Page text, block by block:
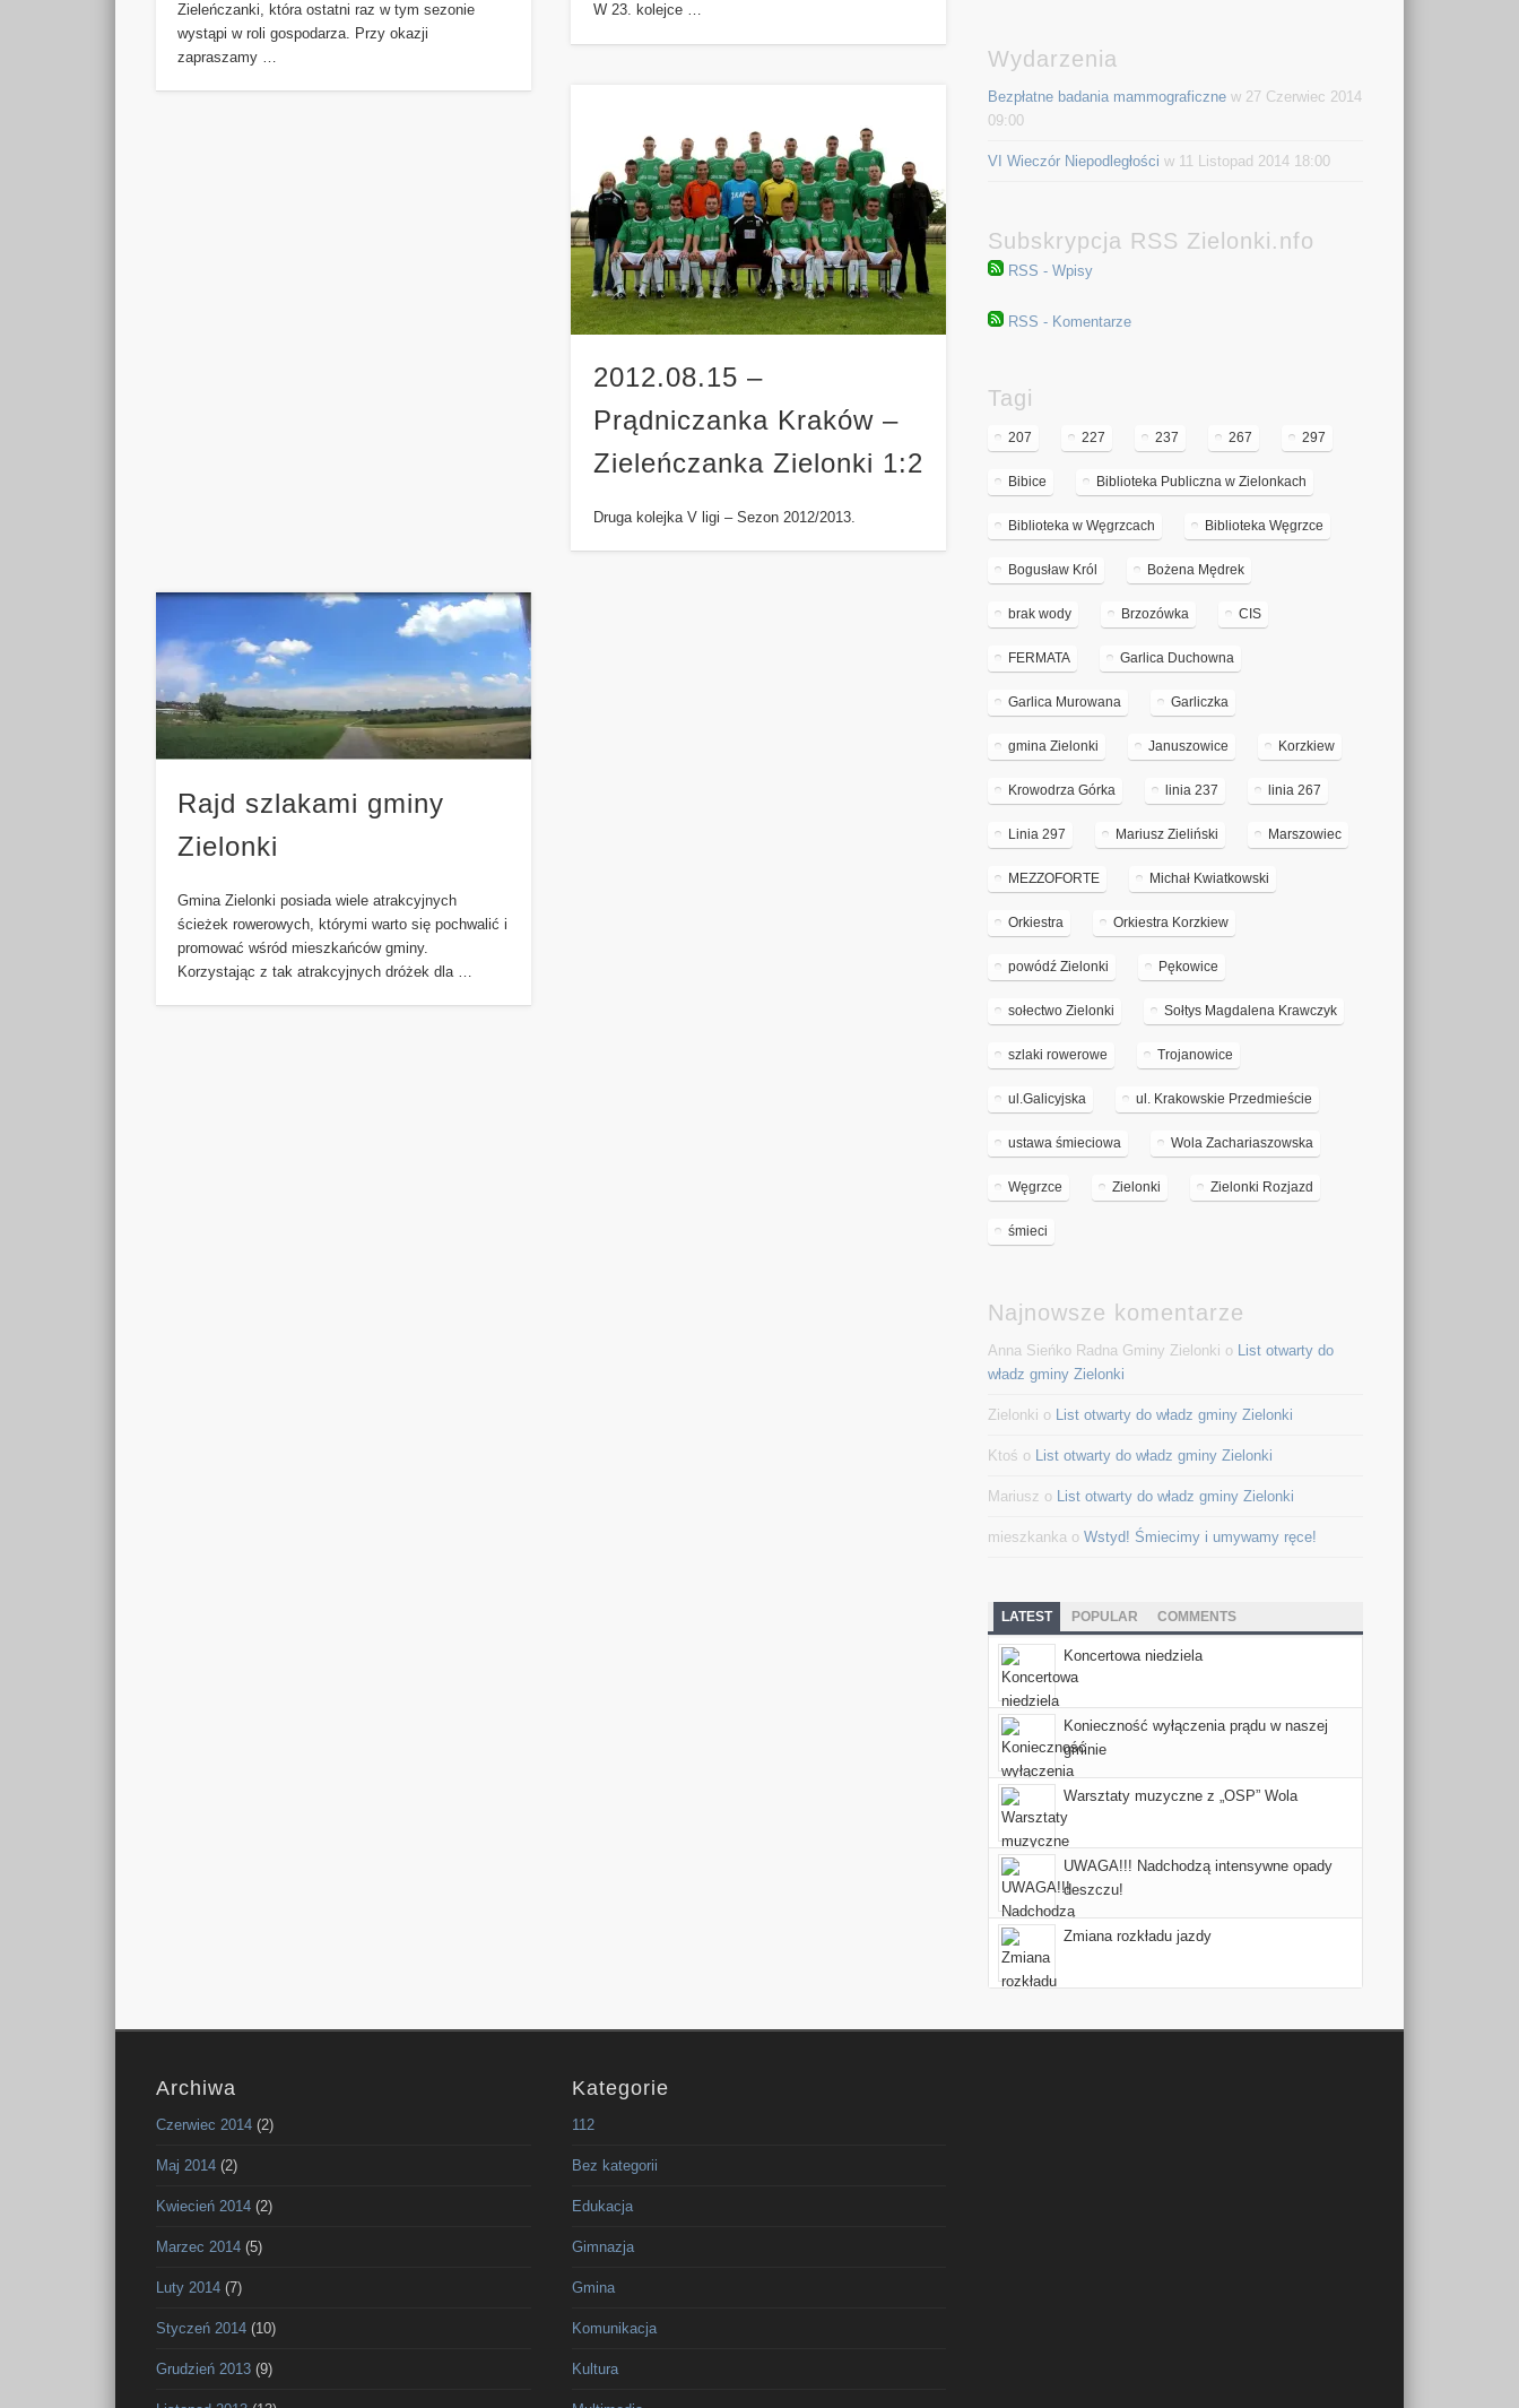
Zieleńczanki, która ostatni raz w tym sezonie
wystąpi w roli gospodarza. Przy okazji
zapraszamy …
W 23. kolejce …
2012.08.15 –
Prądniczanka Kraków –
Zieleńczanka Zielonki 1:2
Druga kolejka V ligi – Sezon 2012/2013.
Rajd szlakami gminy
Zielonki
Gmina Zielonki posiada wiele atrakcyjnych
ścieżek rowerowych, którymi warto się pochwalić i
promować wśród mieszkańców gminy.
Korzystając z tak atrakcyjnych dróżek dla …
Wydarzenia
Bezpłatne badania mammograficzne w 27 Czerwiec 2014
09:00
VI Wieczór Niepodległości w 11 Listopad 2014 18:00
Subskrypcja RSS Zielonki.nfo
RSS - Wpisy
RSS - Komentarze
Tagi
207 227 237 267 297
Bibice Biblioteka Publiczna w Zielonkach
Biblioteka w Węgrzcach Biblioteka Węgrzce
Bogusław Król Bożena Mędrek
brak wody Brzozówka CIS
FERMATA Garlica Duchowna
Garlica Murowana Garliczka
gmina Zielonki Januszowice Korzkiew
Krowodrza Górka linia 237 linia 267
Linia 297 Mariusz Zieliński Marszowiec
MEZZOFORTE Michał Kwiatkowski
Orkiestra Orkiestra Korzkiew
powódź Zielonki Pękowice
sołectwo Zielonki Sołtys Magdalena Krawczyk
szlaki rowerowe Trojanowice
ul.Galicyjska ul. Krakowskie Przedmieście
ustawa śmieciowa Wola Zachariaszowska
Węgrzce Zielonki Zielonki Rozjazd
śmieci
Najnowsze komentarze
Anna Sieńko Radna Gminy Zielonki o List otwarty do
władz gminy Zielonki
Zielonki o List otwarty do władz gminy Zielonki
Ktoś o List otwarty do władz gminy Zielonki
Mariusz o List otwarty do władz gminy Zielonki
mieszkanka oWstyd! Śmiecimy i umywamy ręce!
LATEST POPULAR COMMENTS
Koncertowa niedziela
Konieczność wyłączenia prądu w naszej
gminie
Warsztaty muzyczne z „OSP” Wola
UWAGA!!! Nadchodzą intensywne opady
deszczu!
Zmiana rozkładu jazdy
Archiwa
Czerwiec 2014 (2)
Maj 2014 (2)
Kwiecień 2014 (2)
Marzec 2014 (5)
Luty 2014 (7)
Styczeń 2014 (10)
Grudzień 2013 (9)
Kategorie
112
Bez kategorii
Edukacja
Gimnazja
Gmina
Komunikacja
Kultura